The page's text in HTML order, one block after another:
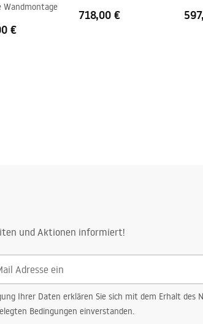
Wandmontage
€
718,00 €
und Aktionen informiert!
Ihrer Daten erklären Sie sich mit dem Erhalt des
Bedingungen einverstanden.